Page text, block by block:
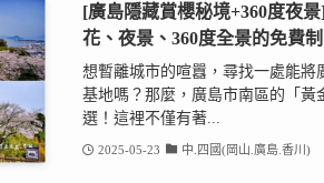
[廣島隱藏賞櫻秘境+360度夜
花、夜景、360度全景的免費
想暫離城市的喧囂，尋找一處能
基地嗎？那麼，廣島市南區的「黃
選！這裡不僅有著...
2025-05-23 中.四國(岡山.廣島.香川)